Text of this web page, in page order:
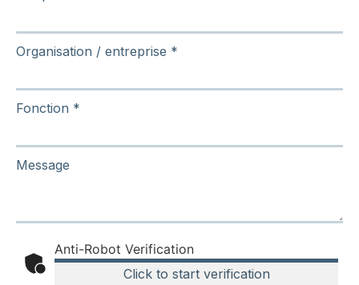
Organisation / entreprise *
Fonction *
Message
Anti-Robot Verification
Click to start verification